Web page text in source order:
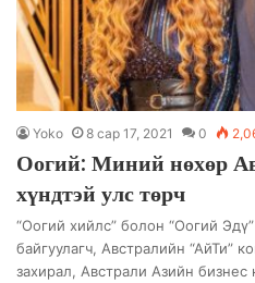
Yoko 8 сар 17, 2021 0
Оогий: Миний нөхөр
хүндтэй улс төрч
“Оогий хийлс” болон “Оогий
байгуулагч, Австралийн “АйТи”
захирал, Австрали Азийн